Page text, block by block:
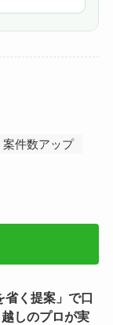
案件数アップ
省く提案」で口
しのプロが実